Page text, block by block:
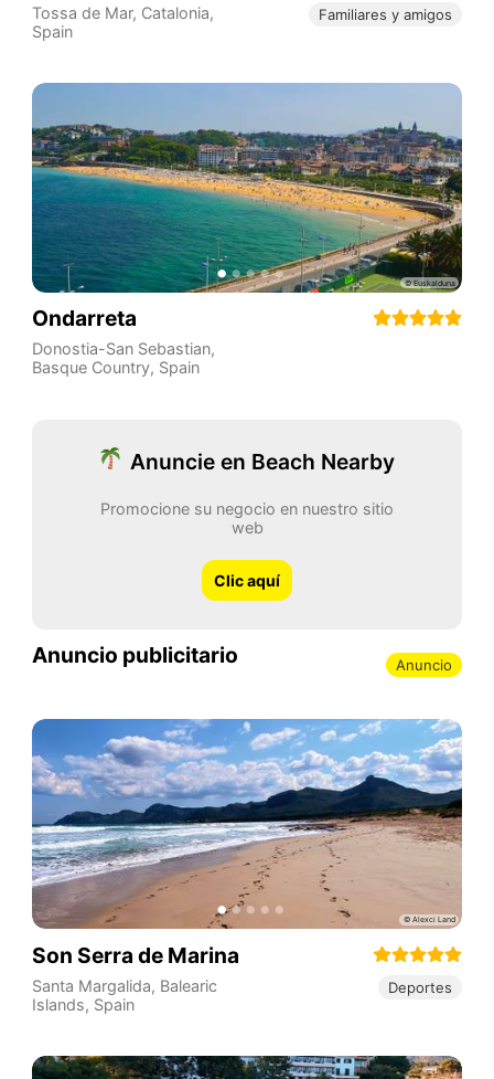
Tossa de Mar, Catalonia,
Spain
Familiares y amigos
Ondarreta
Donostia-San Sebastian,
Basque Country, Spain
Anuncie en Beach Nearby
Promocione su negocio en nuestro sitio
web
Clic aquí
Anuncio publicitario Anuncio
Son Serra de Marina
Santa Margalida, Balearic
Islands, Spain
Deportes